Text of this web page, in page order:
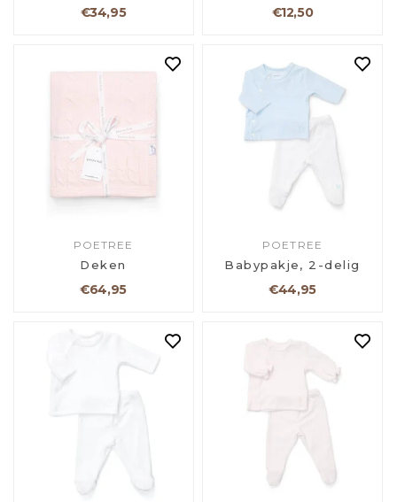
€34,95
€12,50
POETREE
Deken
€64,95
POETREE
Babypakje, 2-delig
€44,95